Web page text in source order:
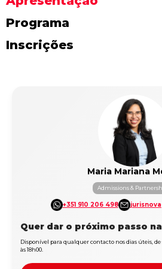
Programa
Inscrições
Maria Mariana
Admissions &
+351 910 206 498
Quer dar o próximo passo
Disponível para qualquer contacto nos dias úteis, de
às 18h00.